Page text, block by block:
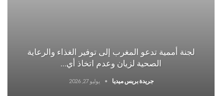
لجنة أممية تدعو المغرب إلى توفير الغذاء والرعاية
الصحية لزيان وعدم اتخاذ أي…
جريدة بريس ميديا يوليو 27, 2026